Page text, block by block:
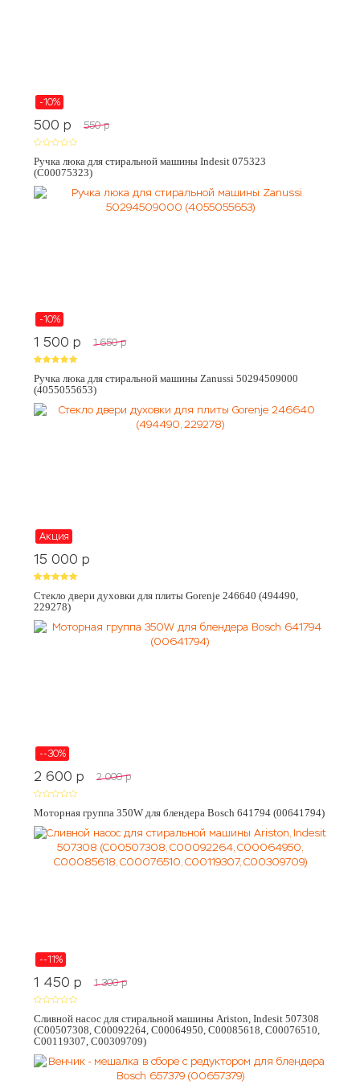
-10%
500 p 550 p
Ручка люка для стиральной машины Indesit 075323
(C00075323)
-10%
1 500 p 1 650 p
Ручка люка для стиральной машины Zanussi 50294509000
(4055055653)
Акция
15 000 p
Стекло двери духовки для плиты Gorenje 246640 (494490,
229278)
--30%
2 600 p 2 000 p
Моторная группа 350W для блендера Bosch 641794 (00641794)
--11%
1 450 p 1 300 p
Сливной насос для стиральной машины Ariston, Indesit 507308
(C00507308, C00092264, C00064950, C00085618, C00076510,
C00119307, C00309709)